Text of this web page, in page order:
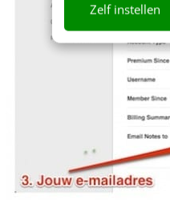
Zelf instellen